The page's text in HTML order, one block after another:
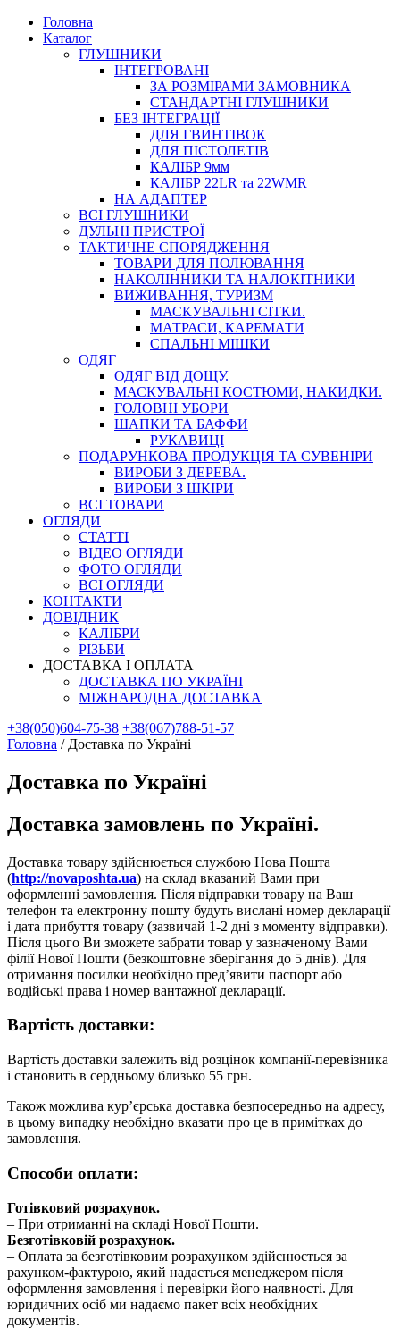
Головна
Каталог
ГЛУШНИКИ
ІНТЕГРОВАНІ
ЗА РОЗМІРАМИ ЗАМОВНИКА
СТАНДАРТНІ ГЛУШНИКИ
БЕЗ ІНТЕГРАЦІЇ
ДЛЯ ГВИНТІВОК
ДЛЯ ПІСТОЛЕТІВ
КАЛІБР 9мм
КАЛІБР 22LR та 22WMR
НА АДАПТЕР
ВСІ ГЛУШНИКИ
ДУЛЬНІ ПРИСТРОЇ
ТАКТИЧНЕ СПОРЯДЖЕННЯ
ТОВАРИ ДЛЯ ПОЛЮВАННЯ
НАКОЛІННИКИ ТА НАЛОКІТНИКИ
ВИЖИВАННЯ, ТУРИЗМ
МАСКУВАЛЬНІ СІТКИ.
МАТРАСИ, КАРЕМАТИ
СПАЛЬНІ МІШКИ
ОДЯГ
ОДЯГ ВІД ДОЩУ.
МАСКУВАЛЬНІ КОСТЮМИ, НАКИДКИ.
ГОЛОВНІ УБОРИ
ШАПКИ ТА БАФФИ
РУКАВИЦІ
ПОДАРУНКОВА ПРОДУКЦІЯ ТА СУВЕНІРИ
ВИРОБИ З ДЕРЕВА.
ВИРОБИ З ШКІРИ
ВСІ ТОВАРИ
ОГЛЯДИ
СТАТТІ
ВІДЕО ОГЛЯДИ
ФОТО ОГЛЯДИ
ВСІ ОГЛЯДИ
КОНТАКТИ
ДОВІДНИК
КАЛІБРИ
РІЗЬБИ
ДОСТАВКА І ОПЛАТА
ДОСТАВКА ПО УКРАЇНІ
МІЖНАРОДНА ДОСТАВКА
+38(050)604-75-38 +38(067)788-51-57
Головна / Доставка по Україні
Доставка по Україні
Доставка замовлень по Україні.
Доставка товару здійснюється службою Нова Пошта
(http://novaposhta.ua) на склад вказаний Вами при
оформленні замовлення. Після відправки товару на Ваш
телефон та електронну пошту будуть вислані номер декларації
і дата прибуття товару (зазвичай 1-2 дні з моменту відправки).
Після цього Ви зможете забрати товар у зазначеному Вами
філії Нової Пошти (безкоштовне зберігання до 5 днів). Для
отримання посилки необхідно пред’явити паспорт або
водійські права і номер вантажної декларації.
Вартість доставки:
Вартість доставки залежить від розцінок компанії-перевізника
і становить в сердньому близько 55 грн.
Також можлива кур’єрська доставка безпосередньо на адресу,
в цьому випадку необхідно вказати про це в примітках до
замовлення.
Способи оплати:
Готівковий розрахунок.
– При отриманні на складі Нової Пошти.
Безготівковій розрахунок.
– Оплата за безготівковим розрахунком здійснюється за
рахунком-фактурою, який надається менеджером після
оформлення замовлення і перевірки його наявності. Для
юридичних осіб ми надаємо пакет всіх необхідних
документів.